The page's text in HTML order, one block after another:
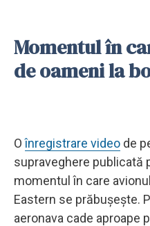
Momentul în
de oameni la
Oînregistrare video de
supraveghere publicată
momentul în care
Eastern se prăbuşeşte.
aeronava cade aproape